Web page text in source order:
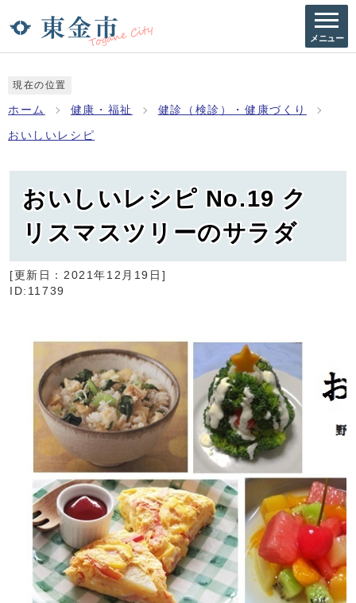
メニュー
現在の位置
ホーム 健康・福祉 健診（検診）・健康づくり
おいしいレシピ
おいしいレシピ No.19 ク
リスマスツリーのサラダ
[更新日： 2021年12月19日 ]
ID:11739